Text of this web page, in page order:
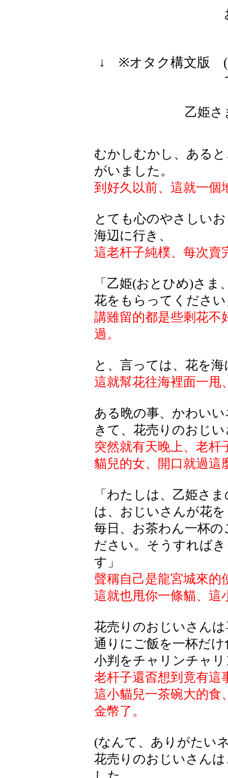
↓ ※オタク構文版 (
乙姫さ
むかしむかし、ある
がいました。
到好久以前、這就一個
とても心のやさしい
海辺に行き、
這老杆子純樸、每次賣
「乙姫(おとひめ)さ
花をもらってくださ
講雖留的都是些剩花不
過。
と、言っては、花を
這就幫花往海裡面一甩
ある晩の事、かわい
きて、花売りのおじ
突然就有天晚上、老杆
貓兒的女、開口就過這
「わたしは、乙姫さ
は、おじいさんが花
毎日、お茶わん一杯
ださい。そうすれば
す」
聲稱自己是龍宮城來的
這就也甩你一條貓、這
花売りのおじいさん
通りにご飯を一杯だ
小判をチャリンチャ
老杆子還㫘想到竟有這
這小貓兒一茶碗大的食
金幣了。
(なんて、ありがたい
花売りのおじいさん